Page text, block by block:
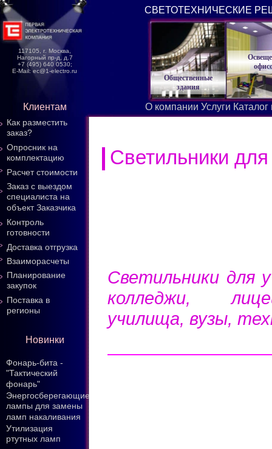
Светильники
Светильники для
колледжи,
училища, вузы,
Как разместить
заказ?
Опросник на
комплектацию
Расчет стоимости
Заказ с выездом
специалиста на
объект Заказчика
Контроль
готовности
Доставка отгрузка
Взаиморасчеты
Планирование
закупок
Поставка в
регионы
Новинки
Фонарь-бита -
"Тактический
фонарь"
Энергосберегающие
лампы для замены
ламп накаливания
Утилизация
ртутных ламп
117105, г. Москва,
Нагорный пр-д, д.7
+7 (495) 640 0530;
E-Mail: ec@1-electro.ru
Клиентам
СВЕТОТЕХНИЧЕСКИЕ
Общественные
здания
О компании Услуги